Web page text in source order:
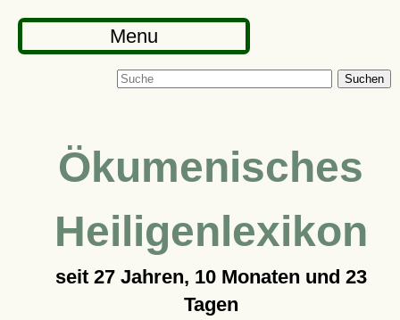
Menu
Suchen
Ökumenisches
Heiligenlexikon
seit 27 Jahren, 10 Monaten und 23
Tagen